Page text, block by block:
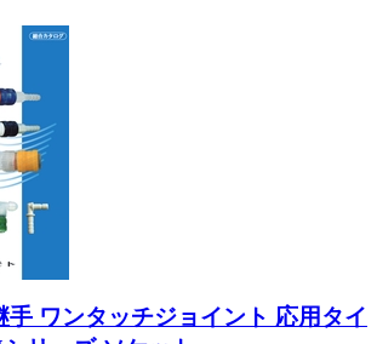
手 ワンタッチジョイント 応用タイ